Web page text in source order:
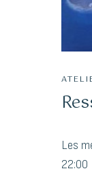
Les
22:00